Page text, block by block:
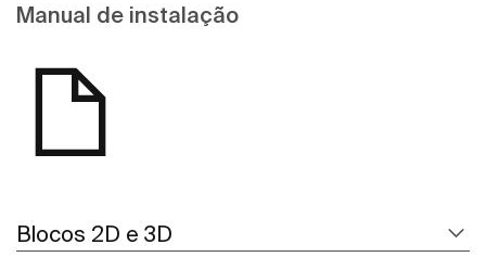
Manual de instalação
Blocos 2D e 3D